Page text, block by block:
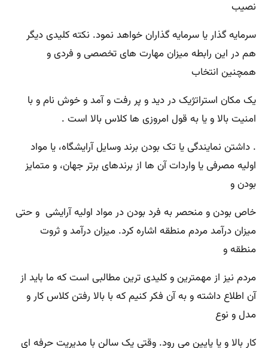
نصیب
سرمایه گذار یا سرمایه گذاران خواهد نمود. نکته کلیدی دیگر
هم در این رابطه میزان مهارت های تخصصی و فردی و
همچنین انتخاب
یک مکان استراتژیک در دید و پر رفت و آمد و خوش نام و با
امنیت بالا و یا به قول امروزی ها کلاس بالا است .
. داشتن نمایندگی یا تک بودن برند وسایل آرایشگاه، یا مواد
اولیه مصرفی یا واردات آن ها از برندهای برتر جهان، و متمایز
بودن و
خاص بودن و منحصر به فرد بودن در مواد اولیه آرایشی و حتی
میزان درآمد مردم منطقه اشاره کرد. میزان درآمد و ثروت
منطقه و
مردم نیز از مهمترین و کلیدی ترین مطالبی است که ما باید از
آن اطلاع داشته و به آن فکر کنیم که با بالا رفتن کلاس کار و
مدل و نوع
کار بالا و یا پایین می رود. وقتی یک سالن با مدیریت حرفه ای